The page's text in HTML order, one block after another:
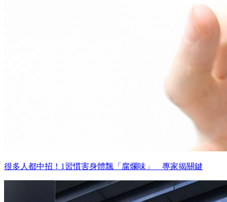
很多人都中招！1習慣害身體飄「腐爛味」 專家揭關鍵